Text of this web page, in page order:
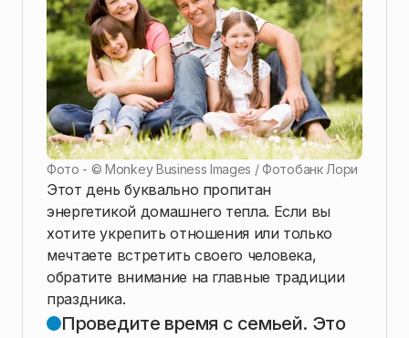
Фото - ©Monkey Business Images / Фотобанк Лори
Этот день буквально пропитан
энергетикой домашнего тепла. Если вы
хотите укрепить отношения или только
мечтаете встретить своего человека,
обратите внимание на главные традиции
праздника.
Проведите время с семьей. Это